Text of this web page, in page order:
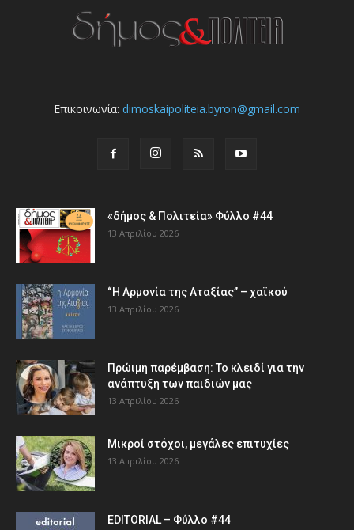
Επικοινωνία: dimoskaipoliteia.byron@gmail.com
«δήμος & Πολιτεία» Φύλλο #44
13 Απριλίου 2026
“Η Αρμονία της Αταξίας” – χαϊκού
13 Απριλίου 2026
Πρώιμη παρέμβαση: Το κλειδί για την
ανάπτυξη των παιδιών µας
13 Απριλίου 2026
Μικροί στόχοι, μεγάλες επιτυχίες
13 Απριλίου 2026
EDITORIAL – Φύλλο #44